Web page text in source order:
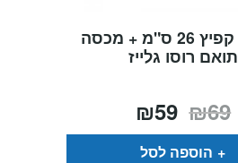
תבנית קפיץ 26 ס"מ + מכסה
תואם רוסו גלייז
₪69 המחיר
המקורי
היה:
₪59
הוא:
הוספה לסל